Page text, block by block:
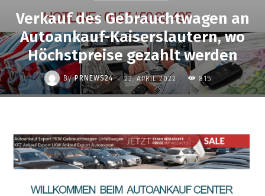
Verkauf des Gebrauchtwagen an
Autoankauf-Kaiserslautern, wo
Höchstpreise gezahlt werden
By PRNEWS24 - 22. APRIL 2022 815